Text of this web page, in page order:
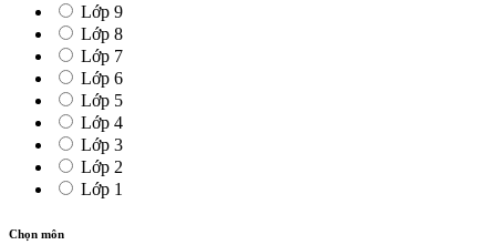
Lớp 9
Lớp 8
Lớp 7
Lớp 6
Lớp 5
Lớp 4
Lớp 3
Lớp 2
Lớp 1
Chọn môn